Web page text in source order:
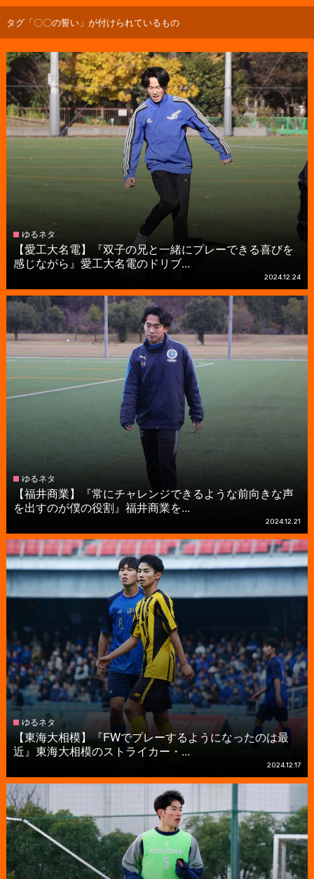
タグ「〇〇の誓い」が付けられているもの
ゆるネタ
【愛工大名電】『双子の兄と一緒にプレーできる喜びを
感じながら』愛工大名電のドリブ...
2024.12.24
ゆるネタ
【福井商業】『常にチャレンジできるような前向きな声
を出すのが僕の役割』福井商業を...
2024.12.21
ゆるネタ
【東海大相模】『FWでプレーするようになったのは最
近』東海大相模のストライカー・...
2024.12.17